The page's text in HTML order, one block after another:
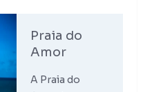
Praia do
Amor
A Praia do